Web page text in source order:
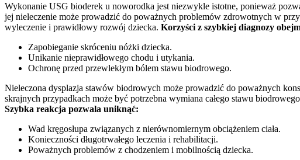
Wykonanie USG bioderek u noworodka jest niezwykle istotne, ponieważ
jej nieleczenie może prowadzić do poważnych problemów zdrowotnych w
wyleczenie i prawidłowy rozwój dziecka. Korzyści z szybkiej diagnozy
Zapobieganie skróceniu nóżki dziecka.
Unikanie nieprawidłowego chodu i utykania.
Ochronę przed przewlekłym bólem stawu biodrowego.
Nieleczona dysplazja stawów biodrowych może prowadzić do poważnych
skrajnych przypadkach może być potrzebna wymiana całego stawu
Szybka reakcja pozwala uniknąć:
Wad kręgosłupa związanych z nierównomiernym obciążeniem ciała.
Konieczności długotrwałego leczenia i rehabilitacji.
Poważnych problemów z chodzeniem i mobilnością dziecka.